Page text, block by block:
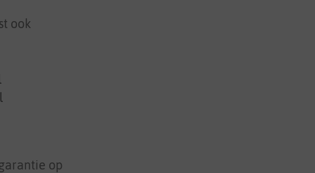
ook
op